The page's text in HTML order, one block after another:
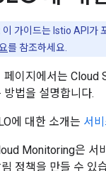
이 가이드는 Istio API가
를 참조하세요.
페이지에서는 Cloud
방법을 설명합니다.
에 대한 소개는 서
Monitoring은 서
정책을 만들 수 있